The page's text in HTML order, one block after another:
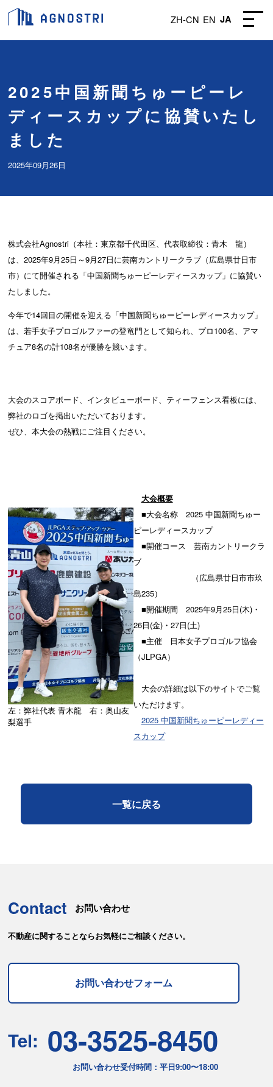
ZH-CN EN JA
2025中国新聞ちゅーピーレ
ディースカップに協賛いたし
ました
2025年09月26日
株式会社Agnostri（本社：東京都千代田区、代表取締役：青木 龍）
は、2025年9月25日～9月27日に芸南カントリークラブ（広島県廿日市
市）にて開催される「中国新聞ちゅーピーレディースカップ」に協賛い
たしました。
今年で14回目の開催を迎える「中国新聞ちゅーピーレディースカップ」
は、若手女子プロゴルファーの登竜門として知られ、プロ100名、アマ
チュア8名の計108名が優勝を競います。
大会のスコアボード、インタビューボード、ティーフェンス看板には、
弊社のロゴを掲出いただいております。
ぜひ、本大会の熱戦にご注目ください。
左：弊社代表 青木龍 右：奥山友
梨選手
大会概要
■大会名称 2025 中国新聞ちゅー
ピーレディースカップ
■開催コース 芸南カントリークラ
ブ
（広島県廿日市市玖
島235）
■開催期間 2025年9月25日(木)・
26日(金)・27日(土)
■主催 日本女子プロゴルフ協会
（JLPGA）
大会の詳細は以下のサイトでご覧
いただけます。
2025 中国新聞ちゅーピーレディー
スカップ
一覧に戻る
Contact お問い合わせ
不動産に関することならお気軽にご相談ください。
お問い合わせフォーム
Tel: 03-3525-8450
お問い合わせ受付時間：平日9:00〜18:00